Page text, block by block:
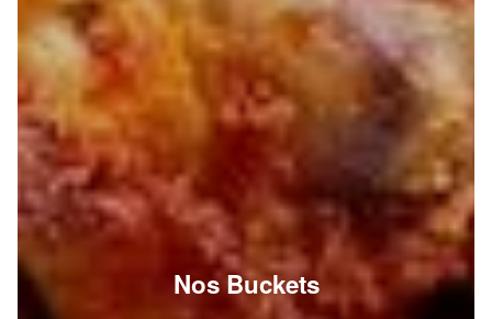
Nos Buckets